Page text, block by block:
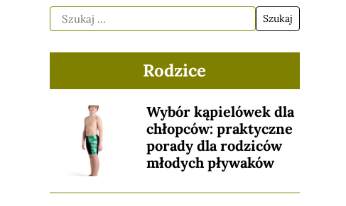
Rodzice
Wybór kąpielówek dla
chłopców: praktyczne
porady dla rodziców
młodych pływaków